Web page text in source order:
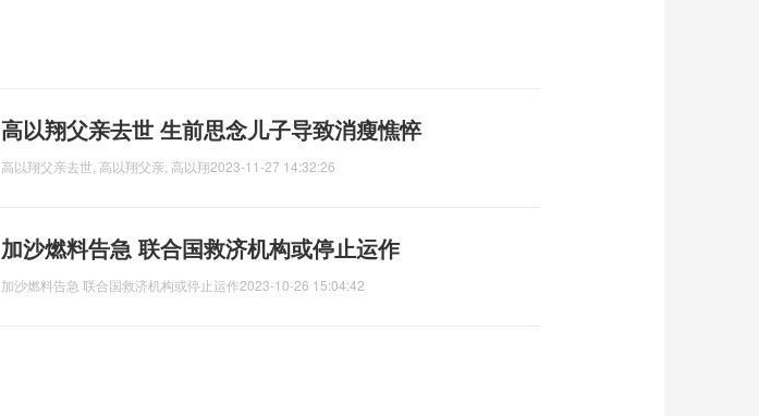
高以翔父亲去世 生前思念儿子导致消瘦憔悴
高以翔父亲去世, 高以翔父亲, 高以翔2023-11-27 14:32:26
加沙燃料告急 联合国救济机构或停止运作
加沙燃料告急 联合国救济机构或停止运作2023-10-26 15:04:42